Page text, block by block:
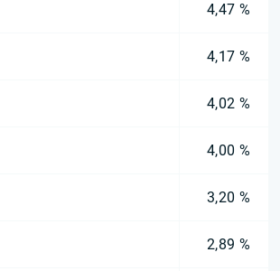
4,47 %
4,17 %
4,02 %
4,00 %
3,20 %
2,89 %